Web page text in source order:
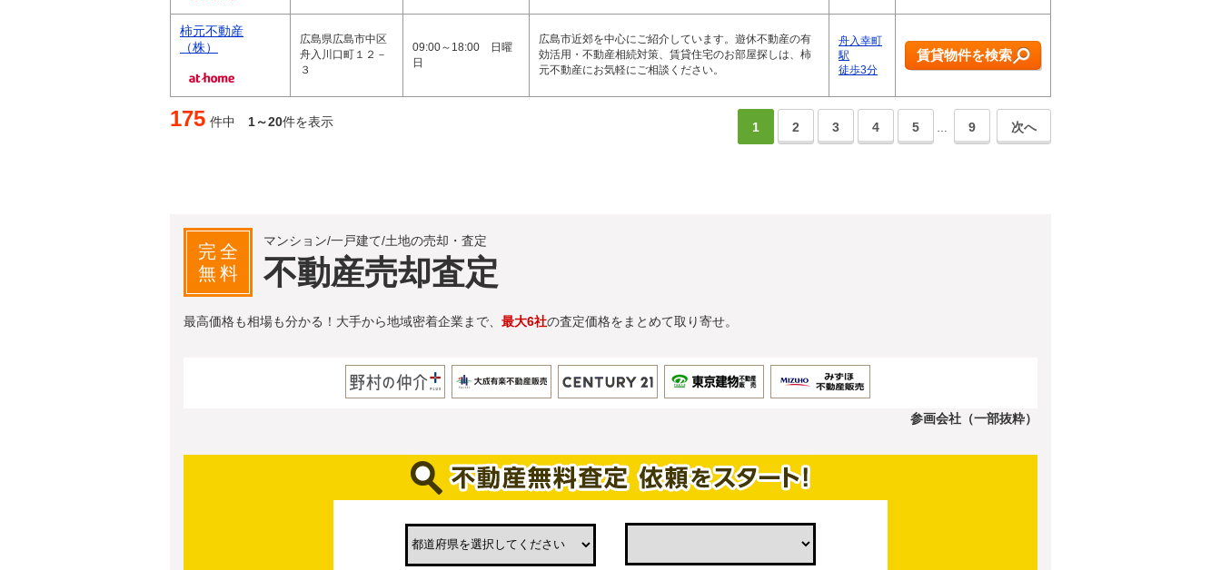
柿元不動産
（株）
広島県広島市中区
舟入川口町１２－
３
09:00～18:00 日曜
日
広島市近郊を中心にご紹介しています。遊休不動産の有
効活用・不動産相続対策、賃貸住宅のお部屋探しは、柿
元不動産にお気軽にご相談ください。
舟入幸町
駅
徒歩3分
賃貸物件を検索
175 件中 1～20件を表示 1 2 3 4 5 … 9 次へ
完全
無料
マンション/一戸建て/土地の売却・査定
不動産売却査定
最高価格も相場も分かる！大手から地域密着企業まで、 最大6社の査定価格をまとめて取り寄せ。
参画会社（一部抜粋）